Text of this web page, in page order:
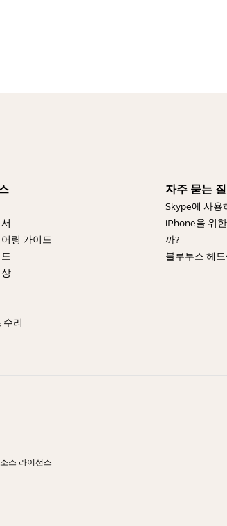
링 가이드
수리
자주 묻는
Skype에 사용
iPhone을 위
까?
블루투스 헤
스 라이선스